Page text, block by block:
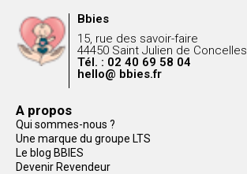
Bbies
15, rue des savoir-faire
44450 Saint Julien de Concelles
Tél. : 02 40 69 58 04
hello@ bbies.fr
A propos
Qui sommes-nous ?
Une marque du groupe LTS
Le blog BBIES
Devenir Revendeur